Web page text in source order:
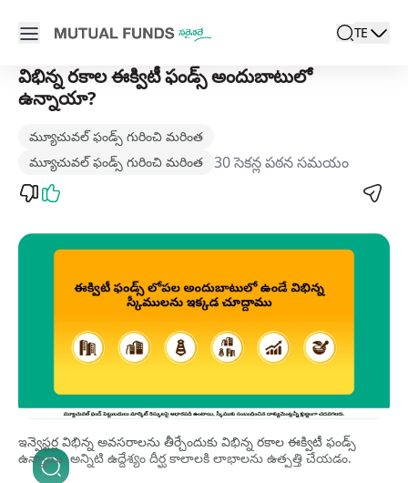
Open main menu
search
Locale
TE
active
విభిన్న రకాల ఈక్విటీ ఫండ్స్ అందుబాటులో
ఉన్నాయా?
మ్యూచువల్ ఫండ్స్‌ గురించి మరింత
మ్యూచువల్ ఫండ్స్‌ గురించి మరింత
30 సెకన్ల పఠన సమయం
ఇన్వెస్టర్ల విభిన్న అవసరాలను తీర్చేందుకు విభిన్న రకాల ఈక్విటీ ఫండ్స్
ఉన్నాయి. అన్నిటి ఉద్దేశ్యం దీర్ఘ కాలాలకి లాభాలను ఉత్పత్తి చేయడం.